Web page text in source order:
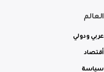
العالم
عربي ودولي
أقتصاد
سياسة